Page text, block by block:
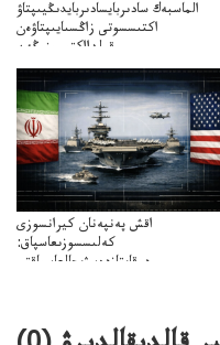
الماسبەك سادىربايسادىربايدىڭيىپتاۋ
اكتىسسوتى زاڭسىايىپتاۋەن
قولدااكتىسىنىڭەن
اقش پەنپەنان كيرانسوزى
كەلىسسوزىعاسپاق:
دوقايتازدەسۋىجالعاسپاقتى